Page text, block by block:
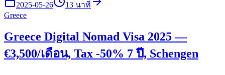
2025-05-26
13 นาที
Greece
Greece Digital Nomad Visa 2025 —
€3,500/เดือน, Tax -50% 7 ปี, Schengen